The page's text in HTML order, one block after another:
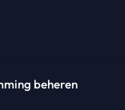
beheren